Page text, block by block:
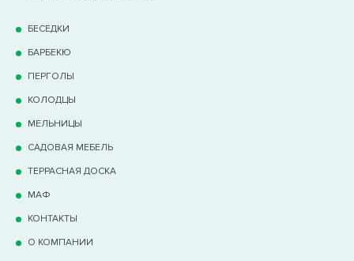
БЕСЕДКИ
БАРБЕКЮ
ПЕРГОЛЫ
КОЛОДЦЫ
МЕЛЬНИЦЫ
САДОВАЯ МЕБЕЛЬ
ТЕРРАCНАЯ ДОСКА
МАФ
КОНТАКТЫ
О КОМПАНИИ